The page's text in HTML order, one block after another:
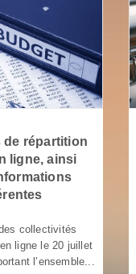
de répartition
ligne, ainsi
collectivités
ligne le 20 juillet
l’ensemble...